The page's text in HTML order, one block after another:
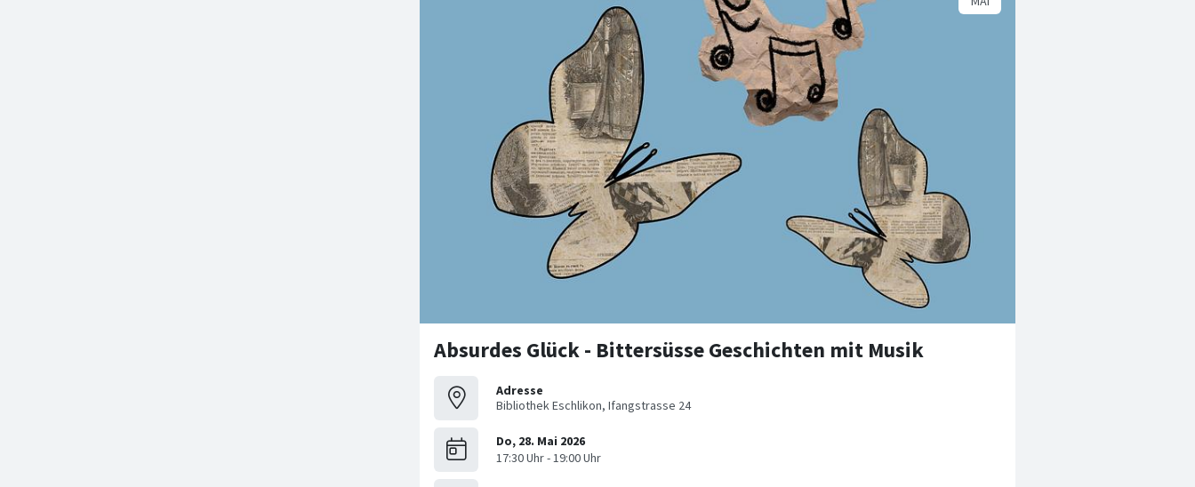
Absurdes Glück - Bittersüsse Geschichten mit Musik
Adresse
Bibliothek Eschlikon, Ifangstrasse 24